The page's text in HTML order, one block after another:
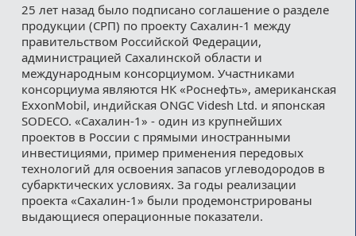
25 лет назад было подписано соглашение о разделе
продукции (СРП) по проекту Сахалин-1 между
правительством Российской Федерации,
администрацией Сахалинской области и
международным консорциумом. Участниками
консорциума являются НК «Роснефть», американская
ExxonMobil, индийская ONGC Videsh Ltd. и японская
SODECO. «Сахалин-1» - один из крупнейших
проектов в России с прямыми иностранными
инвестициями, пример применения передовых
технологий для освоения запасов углеводородов в
субарктических условиях. За годы реализации
проекта «Сахалин-1» были продемонстрированы
выдающиеся операционные показатели.